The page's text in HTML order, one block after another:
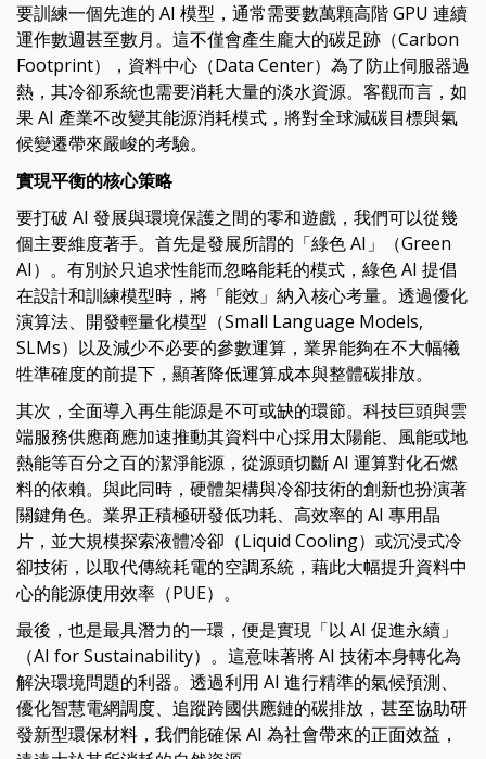
要訓練一個先進的 AI 模型，通常需要數萬顆高階 GPU 連續
運作數週甚至數月。這不僅會產生龐大的碳足跡（Carbon
Footprint），資料中心（Data Center）為了防止伺服器過
熱，其冷卻系統也需要消耗大量的淡水資源。客觀而言，如
果 AI 產業不改變其能源消耗模式，將對全球減碳目標與氣
候變遷帶來嚴峻的考驗。
實現平衡的核心策略
要打破 AI 發展與環境保護之間的零和遊戲，我們可以從幾
個主要維度著手。首先是發展所謂的「綠色 AI」（Green
AI）。有別於只追求性能而忽略能耗的模式，綠色 AI 提倡
在設計和訓練模型時，將「能效」納入核心考量。透過優化
演算法、開發輕量化模型（Small Language Models,
SLMs）以及減少不必要的參數運算，業界能夠在不大幅犧
牲準確度的前提下，顯著降低運算成本與整體碳排放。
其次，全面導入再生能源是不可或缺的環節。科技巨頭與雲
端服務供應商應加速推動其資料中心採用太陽能、風能或地
熱能等百分之百的潔淨能源，從源頭切斷 AI 運算對化石燃
料的依賴。與此同時，硬體架構與冷卻技術的創新也扮演著
關鍵角色。業界正積極研發低功耗、高效率的 AI 專用晶
片，並大規模探索液體冷卻（Liquid Cooling）或沉浸式冷
卻技術，以取代傳統耗電的空調系統，藉此大幅提升資料中
心的能源使用效率（PUE）。
最後，也是最具潛力的一環，便是實現「以 AI 促進永續」
（AI for Sustainability）。這意味著將 AI 技術本身轉化為
解決環境問題的利器。透過利用 AI 進行精準的氣候預測、
優化智慧電網調度、追蹤跨國供應鏈的碳排放，甚至協助研
發新型環保材料，我們能確保 AI 為社會帶來的正面效益，